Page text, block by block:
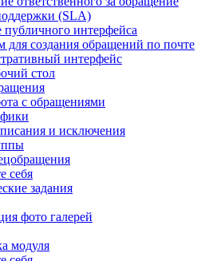
(SLA)
публичного интерфейса
для создания обращений по почте
интерфейс
стол
с обращениями
и исключения
себя
задания
фото галерей
модуля